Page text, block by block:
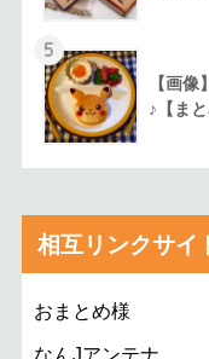
5
【画
♪【まと
相互リンクサイ
おまとめ様